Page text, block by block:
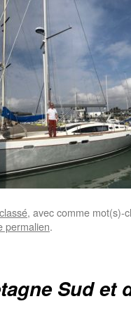
, avec comme mot(s)-
permalien.
Sud et